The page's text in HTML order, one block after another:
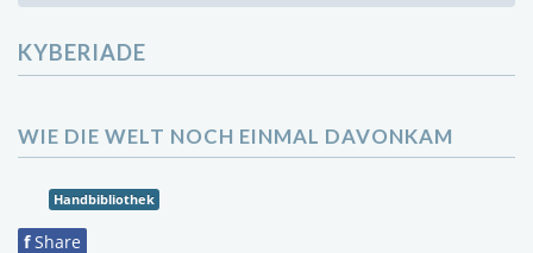
KYBERIADE
WIE DIE WELT NOCH EINMAL DAVONKAM
Handbibliothek
f Share